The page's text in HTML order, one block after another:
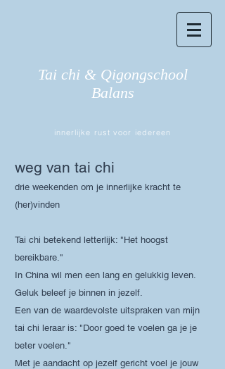
Tai chi & Qigongschool
Balans
innerlijke rust voor iedereen
weg van tai chi
drie weekenden om je innerlijke kracht te
(her)vinden
Tai chi betekend letterlijk: "Het hoogst
bereikbare."
In China wil men een lang en gelukkig leven.
Geluk beleef je binnen in jezelf.
Een van de waardevolste uitspraken van mijn
tai chi leraar is: "Door goed te voelen ga je je
beter voelen."
Met je aandacht op jezelf gericht voel je jouw